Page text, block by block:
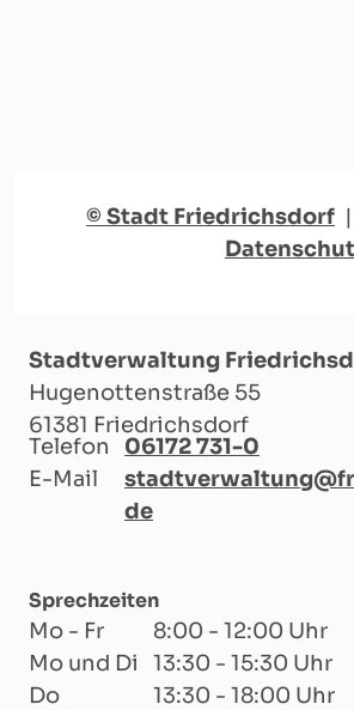
© Stadt Friedrichsdorf |
Stadtverwaltung
Hugenottenstraße 55
61381 Friedrichsdorf
Telefon
06172 731-0
E-Mail
de
Sprechzeiten
Mo - Fr
8:00 - 12:00 Uhr
Mo und Di
13:30 - 15:30 Uhr
Do
13:30 - 18:00 Uhr